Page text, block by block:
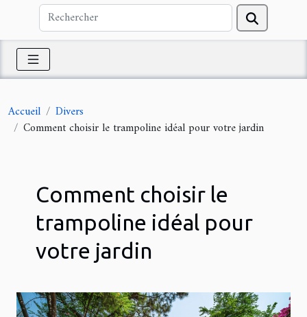
Accueil
Divers
Comment choisir le trampoline idéal pour votre jardin
Comment choisir le
trampoline idéal pour
votre jardin